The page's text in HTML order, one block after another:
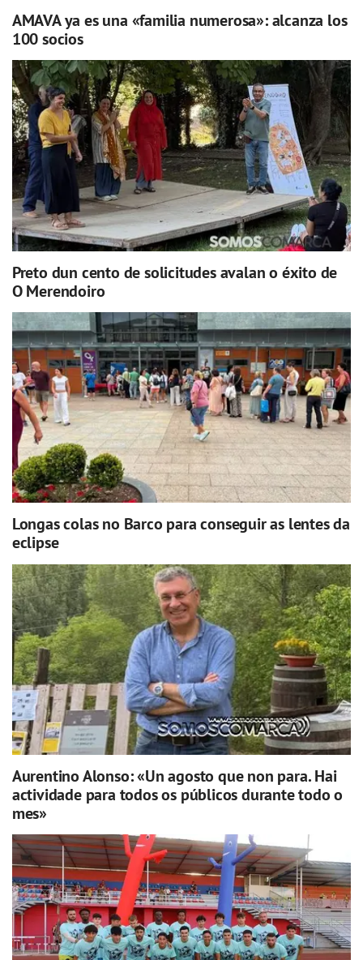
AMAVA ya es una «familia numerosa»: alcanza los
100 socios
Preto dun cento de solicitudes avalan o éxito de
O Merendoiro
Longas colas no Barco para conseguir as lentes da
eclipse
Aurentino Alonso: «Un agosto que non para. Hai
actividade para todos os públicos durante todo o
mes»